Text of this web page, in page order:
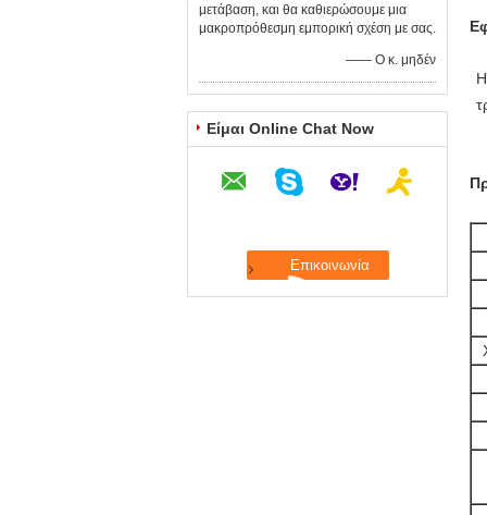
μετάβαση, και θα καθιερώσουμε μια
μακροπρόθεσμη εμπορική σχέση με σας.
—— Ο κ. μηδέν
Είμαι Online Chat Now